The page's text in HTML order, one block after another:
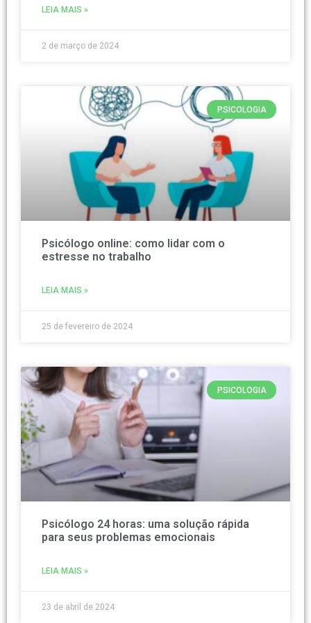
LEIA MAIS »
2 de março de 2024
PSICOLOGIA
Psicólogo online: como lidar com o
estresse no trabalho
LEIA MAIS »
25 de fevereiro de 2024
PSICOLOGIA
Psicólogo 24 horas: uma solução rápida
para seus problemas emocionais
LEIA MAIS »
23 de abril de 2024